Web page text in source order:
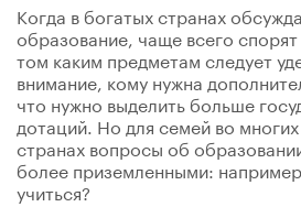
Когда в богатых странах
образование, чаще всего
том каким предметам следует
внимание, кому нужна
что нужно выделить больше
дотаций. Но для семей во
странах вопросы об
более приземленными:
учиться?